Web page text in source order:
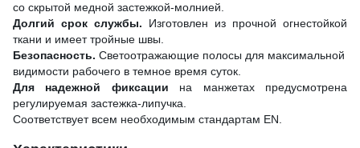
со скрытой медной застежкой-молнией.
Долгий срок службы. Изготовлен из прочной огнестойкой
ткани и имеет тройные швы.
Безопасность. Светоотражающие полосы для максимальной
видимости рабочего в темное время суток.
Для надежной фиксации на манжетах предусмотрена
регулируемая застежка-липучка.
Соответствует всем необходимым стандартам EN.